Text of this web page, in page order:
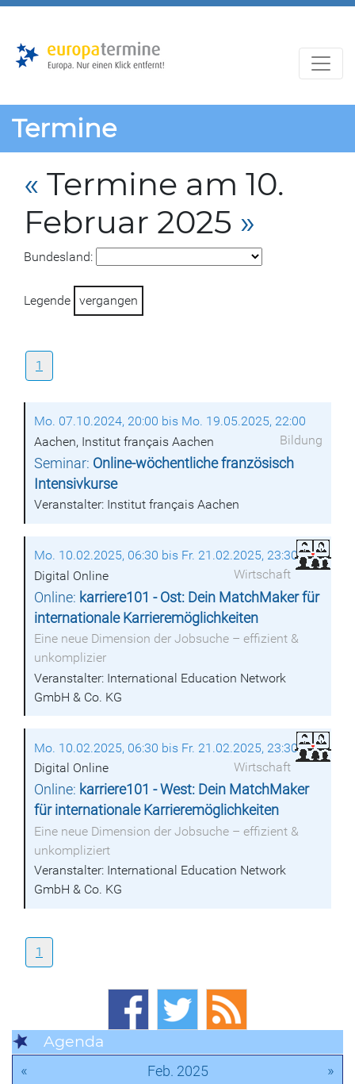
Termine
« Termine am 10.
Februar 2025 »
Bundesland:
Legende vergangen
1
Mo. 07.10.2024, 20:00 bis Mo. 19.05.2025, 22:00
Bildung
Aachen, Institut français Aachen
Seminar: Online-wöchentliche französisch
Intensivkurse
Veranstalter: Institut français Aachen
Mo. 10.02.2025, 06:30 bis Fr. 21.02.2025, 23:30
Wirtschaft
Digital Online
Online: karriere101 - Ost: Dein MatchMaker für
internationale Karrieremöglichkeiten
Eine neue Dimension der Jobsuche – effizient &
unkomplizier
Veranstalter: International Education Network
GmbH & Co. KG
Mo. 10.02.2025, 06:30 bis Fr. 21.02.2025, 23:30
Wirtschaft
Digital Online
Online: karriere101 - West: Dein MatchMaker
für internationale Karrieremöglichkeiten
Eine neue Dimension der Jobsuche – effizient &
unkompliziert
Veranstalter: International Education Network
GmbH & Co. KG
1
Agenda
« Feb. 2025 »